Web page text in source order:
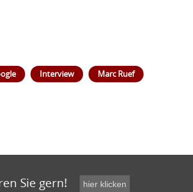
Interview
Marc Ruef
Sie gern!